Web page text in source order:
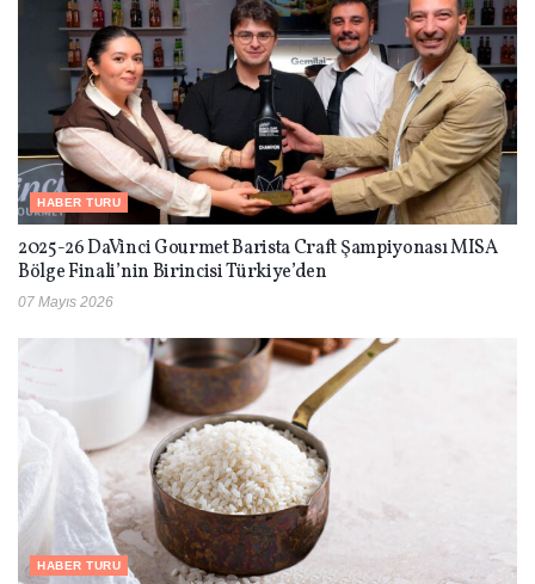
HABER TURU
2025-26 DaVinci Gourmet Barista Craft Şampiyonası MISA
Bölge Finali’nin Birincisi Türkiye’den
07 Mayıs 2026
HABER TURU